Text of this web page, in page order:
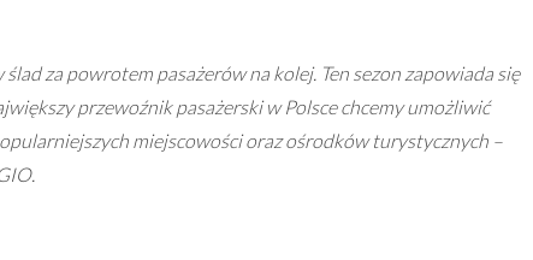
za powrotem pasażerów na kolej. Ten sezon zapowiada się
przewoźnik pasażerski w Polsce chcemy umożliwić
miejscowości oraz ośrodków turystycznych –